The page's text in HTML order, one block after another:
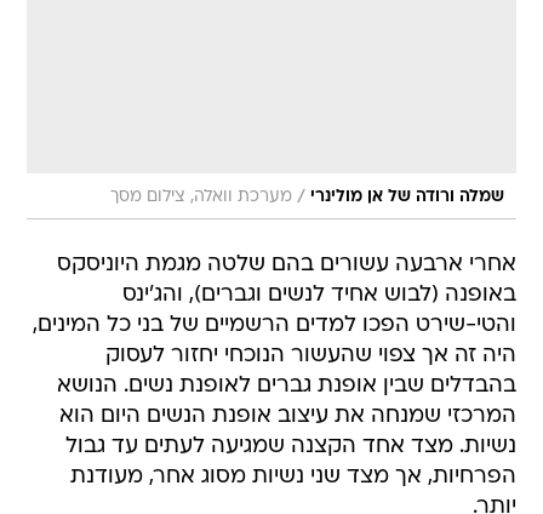
שמלה ורודה של אן מולינרי / מערכת וואלה, צילום מסך
אחרי ארבעה עשורים בהם שלטה מגמת היוניסקס
באופנה (לבוש אחיד לנשים וגברים), והג'ינס
והטי-שירט הפכו למדים הרשמיים של בני כל המינים,
היה זה אך צפוי שהעשור הנוכחי יחזור לעסוק
בהבדלים שבין אופנת גברים לאופנת נשים. הנושא
המרכזי שמנחה את עיצוב אופנת הנשים היום הוא
נשיות. מצד אחד הקצנה שמגיעה לעתים עד גבול
הפרחיות, אך מצד שני נשיות מסוג אחר, מעודנת
יותר.